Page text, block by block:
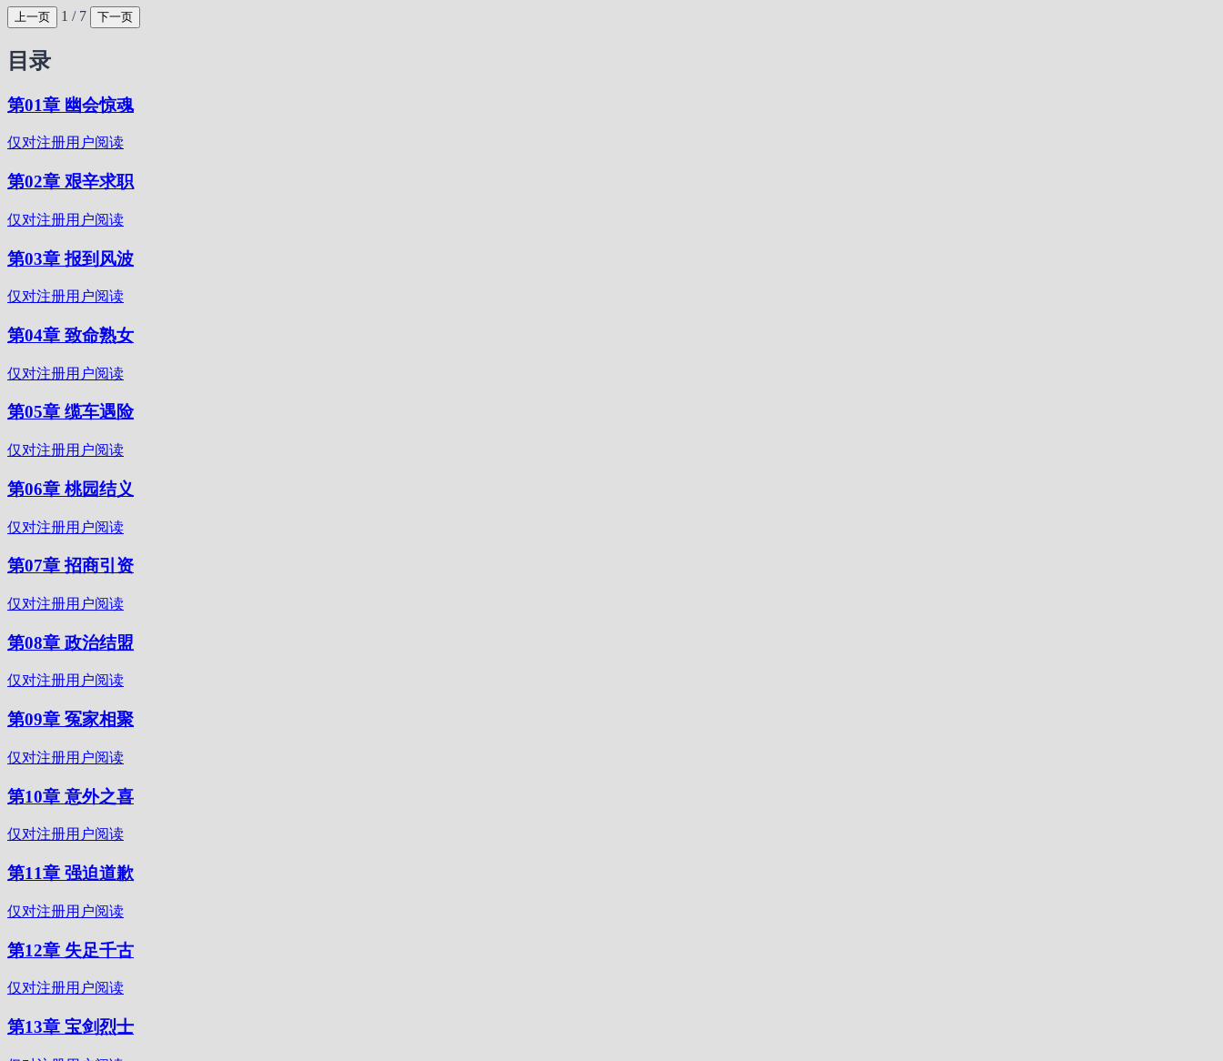
上一页 1 / 7 下一页
目录
第01章 幽会惊魂
仅对注册用户阅读
第02章 艰辛求职
仅对注册用户阅读
第03章 报到风波
仅对注册用户阅读
第04章 致命熟女
仅对注册用户阅读
第05章 缆车遇险
仅对注册用户阅读
第06章 桃园结义
仅对注册用户阅读
第07章 招商引资
仅对注册用户阅读
第08章 政治结盟
仅对注册用户阅读
第09章 冤家相聚
仅对注册用户阅读
第10章 意外之喜
仅对注册用户阅读
第11章 强迫道歉
仅对注册用户阅读
第12章 失足千古
仅对注册用户阅读
第13章 宝剑烈士